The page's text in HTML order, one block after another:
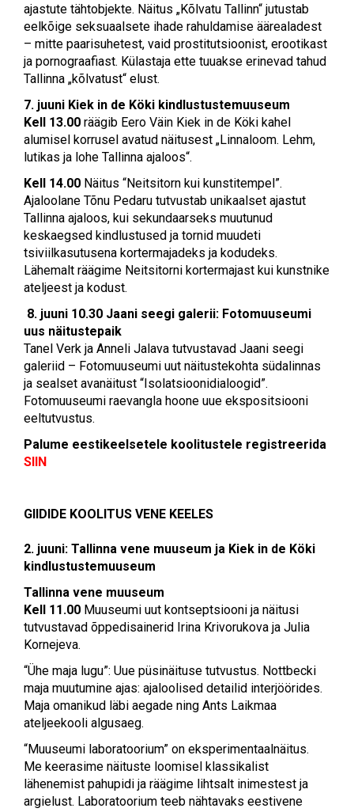
ajastute tähtobjekte. Näitus „Kõlvatu Tallinn“ jutustab
eelkõige seksuaalsete ihade rahuldamise äärealadest
– mitte paarisuhetest, vaid prostitutsioonist, erootikast
ja pornograafiast. Külastaja ette tuuakse erinevad tahud
Tallinna „kõlvatust“ elust.
7. juuni Kiek in de Köki kindlustustemuuseum
Kell 13.00 räägib Eero Väin Kiek in de Köki kahel
alumisel korrusel avatud näitusest „Linnaloom. Lehm,
lutikas ja lohe Tallinna ajaloos“.
Kell 14.00 Näitus “Neitsitorn kui kunstitempel”.
Ajaloolane Tõnu Pedaru tutvustab unikaalset ajastut
Tallinna ajaloos, kui sekundaarseks muutunud
keskaegsed kindlustused ja tornid muudeti
tsiviilkasutusena kortermajadeks ja kodudeks.
Lähemalt räägime Neitsitorni kortermajast kui kunstnike
ateljeest ja kodust.
8. juuni 10.30 Jaani seegi galerii: Fotomuuseumi
uus näitustepaik
Tanel Verk ja Anneli Jalava tutvustavad Jaani seegi
galeriid – Fotomuuseumi uut näitustekohta südalinnas
ja sealset avanäitust “Isolatsioonidialoogid”.
Fotomuuseumi raevangla hoone uue ekspositsiooni
eeltutvustus.
Palume eestikeelsetele koolitustele registreerida
SIIN
GIIDIDE KOOLITUS VENE KEELES
2. juuni: Tallinna vene muuseum ja Kiek in de Köki
kindlustustemuuseum
Tallinna vene muuseum
Kell 11.00 Muuseumi uut kontseptsiooni ja näitusi
tutvustavad õppedisainerid Irina Krivorukova ja Julia
Kornejeva.
“Ühe maja lugu”: Uue püsinäituse tutvustus. Nottbecki
maja muutumine ajas: ajaloolised detailid interjöörides.
Maja omanikud läbi aegade ning Ants Laikmaa
ateljeekooli algusaeg.
“Muuseumi laboratoorium” on eksperimentaalnäitus.
Me keerasime näituste loomisel klassikalist
lähenemist pahupidi ja räägime lihtsalt inimestest ja
argielust. Laboratoorium teeb nähtavaks eestivene